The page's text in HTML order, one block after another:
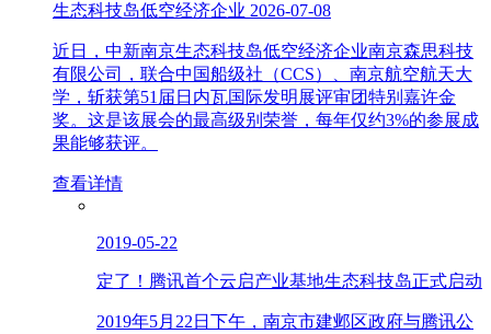
生态科技岛低空经济企业 2026-07-08
近日，中新南京生态科技岛低空经济企业南京森思科技
有限公司，联合中国船级社（CCS）、南京航空航天大
学，斩获第51届日内瓦国际发明展评审团特别嘉许金
奖。这是该展会的最高级别荣誉，每年仅约3%的参展成
果能够获评。
查看详情
2019-05-22
定了！腾讯首个云启产业基地生态科技岛正式启动
2019年5月22日下午，南京市建邺区政府与腾讯公